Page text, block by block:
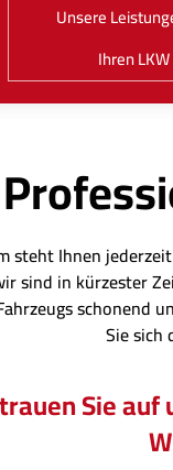
Unsere
Ihren LKW
steht Ihnen
sind in kürzester
schonend
Sie
Sie